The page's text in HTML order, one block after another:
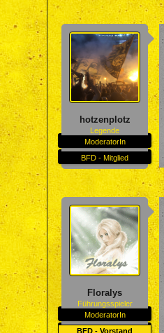
hotzenplotz
Legende
ModeratorIn
BFD - Mitglied
Floralys
Führungsspieler
ModeratorIn
BFD - Vorstand